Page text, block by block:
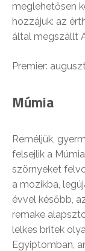
meglehetősen
hozzájuk: az
által megszállt
Premier:
Múmia
Reméljük,
felsejlik a
szörnyeket
a mozikba,
évvel később,
remake
lelkes britek
Egyiptomban,